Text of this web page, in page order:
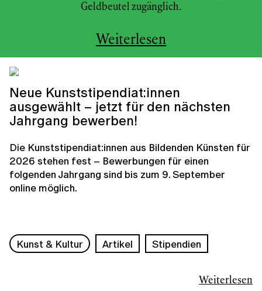
Geldbeutel zugänglich.
Weiterlesen
Neue Kunststipendiat:innen
ausgewählt – jetzt für den nächsten
Jahrgang bewerben!
Die Kunststipendiat:innen aus Bildenden Künsten für
2026 stehen fest – Bewerbungen für einen
folgenden Jahrgang sind bis zum 9. September
online möglich.
Weiterlesen
Kunst & Kultur Artikel Stipendien